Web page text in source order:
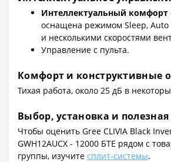
Интеллектуальный комфорт
оснащена режимом Sleep, Auto
и несколькими скоростями
Управление с пульта.
Комфорт и конструктивные
Тихая работа, около 25 дБ в
Выбор, установка и
Чтобы оценить Gree CLIVIA Black
GWH12AUCX - 12000 БТЕ рядом с
группы, изучите сплит-системы.